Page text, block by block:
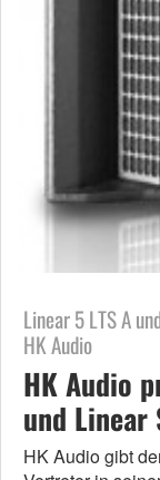
Linear 5 LTS A
HK Audio
HK Audio
und Linear
HK Audio gibt